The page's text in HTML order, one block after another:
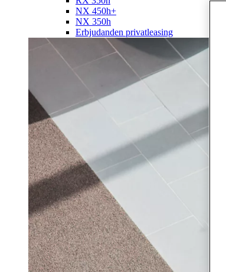
NX 450h+
NX 350h
Erbjudanden privatleasing